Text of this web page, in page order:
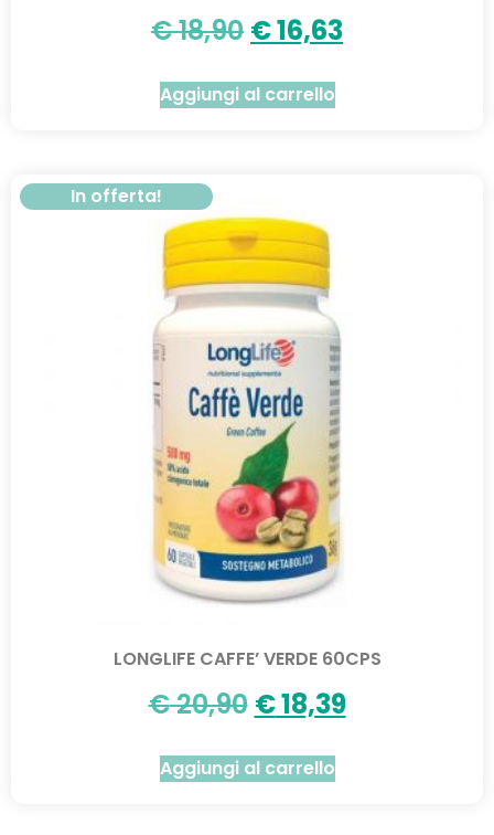
€18,90 €16,63
Aggiungi al carrello
In offerta!
LONGLIFE CAFFE’ VERDE 60CPS
€20,90 €18,39
Aggiungi al carrello